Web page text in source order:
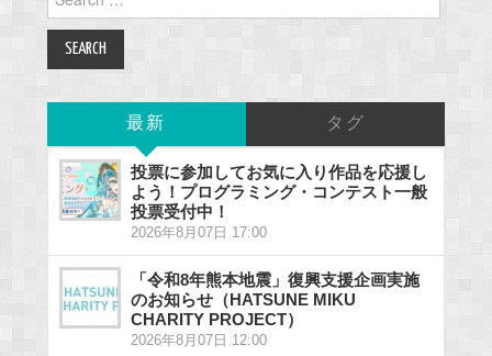
for:
最新 タグ
投票に参加してお気に入り作品を応援し
よう！プログラミング・コンテスト一般
投票受付中！
2026年8月07日 17:00
「令和8年熊本地震」復興支援企画実施
のお知らせ（HATSUNE MIKU
CHARITY PROJECT）
2026年8月07日 12:00